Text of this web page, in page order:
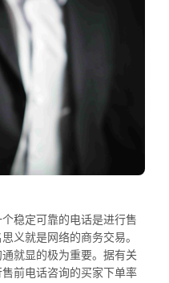
稳定可靠的电话是进行售
义就是网络的商务交易。
就显的极为重要。据有关
前电话咨询的买家下单率